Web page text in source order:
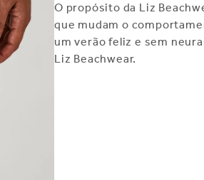
O propósito da Liz
que mudam o
um verão feliz e sem
Liz Beachwear.